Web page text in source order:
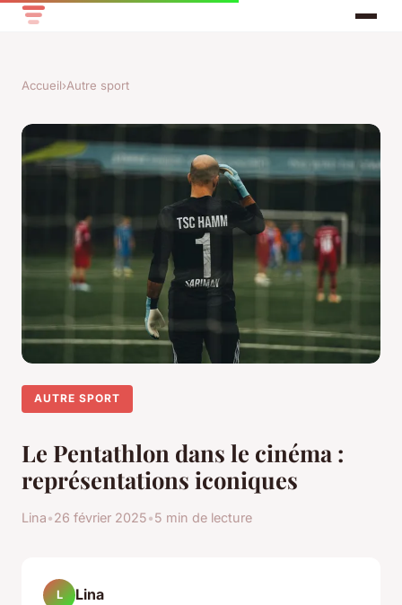
Accueil›Autre sport
AUTRE SPORT
Le Pentathlon dans le cinéma :
représentations iconiques
Lina•26 février 2025•5 min de lecture
L Lina